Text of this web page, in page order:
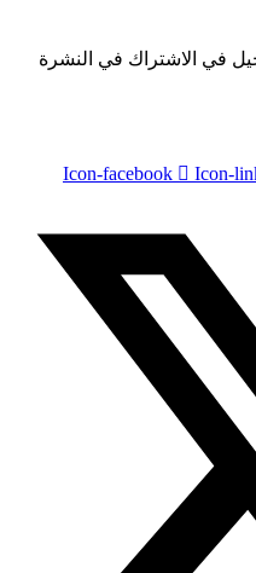
في الاشتراك في النشرة
Icon-facebook Icon-